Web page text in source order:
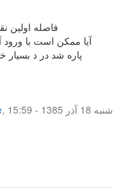
فاصله اولين
آيا ممكن است با ورود
پاره شد در د بسيار
,
شنبه 18 آذر 1385 - 15:59